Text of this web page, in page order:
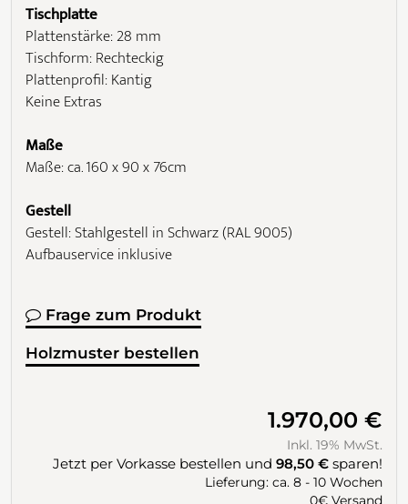
Tischplatte
Plattenstärke: 28 mm
Tischform: Rechteckig
Plattenprofil: Kantig
Keine Extras
Maße
Maße: ca. 160 x 90 x 76cm
Gestell
Gestell: Stahlgestell in Schwarz (RAL 9005)
Aufbauservice inklusive
Frage zum Produkt
Holzmuster bestellen
1.970,00 €
Inkl. 19% MwSt.
Jetzt per Vorkasse bestellen und 98,50 € sparen!
Lieferung: ca. 8 - 10 Wochen
0€ Versand